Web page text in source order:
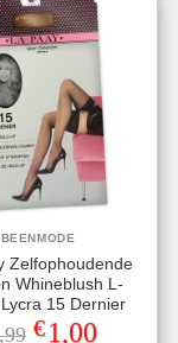
BEENMODE
Zelfophoudende
Whineblush L-
15 Dernier
Oorspronkelijke
€1,00